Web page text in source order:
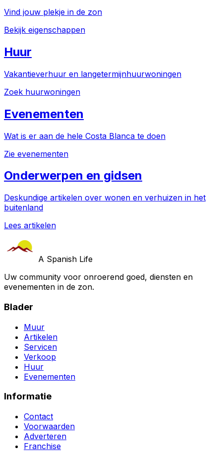
Vind jouw plekje in de zon
Bekijk eigenschappen
Huur
Vakantieverhuur en langetermijnhuurwoningen
Zoek huurwoningen
Evenementen
Wat is er aan de hele Costa Blanca te doen
Zie evenementen
Onderwerpen en gidsen
Deskundige artikelen over wonen en verhuizen in het
buitenland
Lees artikelen
A Spanish Life
Uw community voor onroerend goed, diensten en
evenementen in de zon.
Blader
Muur
Artikelen
Servicen
Verkoop
Huur
Evenementen
Informatie
Contact
Voorwaarden
Adverteren
Franchise